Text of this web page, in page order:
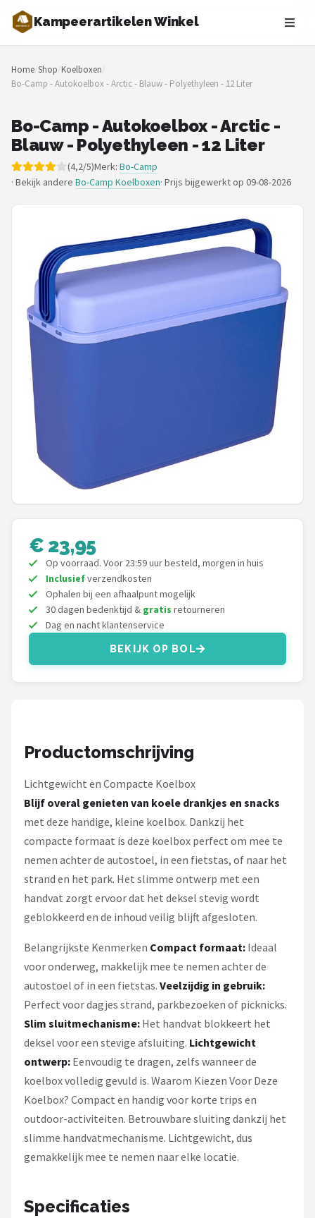
Kampeerartikelen Winkel
Zoeken
NAVIGATIE
Merken
Blog
Tenten
Slaapzakken
Slaapmatten
Koelboxen
Shop
POPULAIRE MERKEN
Intex
KOEL
Eurotrail
Bo-Camp
NOMAD
Campingaz
Gimeg
Home/Shop/Koelboxen/
Bo-Camp - Autokoelbox - Arctic - Blauw - Polyethyleen - 12 Liter
Bo-Camp - Autokoelbox - Arctic -
Blauw - Polyethyleen - 12 Liter
(4,2/5)Merk: Bo-Camp
· Bekijk andere Bo-Camp Koelboxen· Prijs bijgewerkt op 09-08-2026
€ 23,95
Op voorraad. Voor 23:59 uur besteld, morgen in huis
Inclusiefverzendkosten
Ophalen bij een afhaalpunt mogelijk
30 dagen bedenktijd & gratis retourneren
Dag en nacht klantenservice
BEKIJK OP BOL
Productomschrijving
Lichtgewicht en Compacte Koelbox
Blijf overal genieten van koele drankjes en snacks
met deze handige, kleine koelbox. Dankzij het
compacte formaat is deze koelbox perfect om mee te
nemen achter de autostoel, in een fietstas, of naar het
strand en het park. Het slimme ontwerp met een
handvat zorgt ervoor dat het deksel stevig wordt
geblokkeerd en de inhoud veilig blijft afgesloten.
Belangrijkste Kenmerken Compact formaat: Ideaal
voor onderweg, makkelijk mee te nemen achter de
autostoel of in een fietstas. Veelzijdig in gebruik:
Perfect voor dagjes strand, parkbezoeken of picknicks.
Slim sluitmechanisme: Het handvat blokkeert het
deksel voor een stevige afsluiting. Lichtgewicht
ontwerp: Eenvoudig te dragen, zelfs wanneer de
koelbox volledig gevuld is. Waarom Kiezen Voor Deze
Koelbox? Compact en handig voor korte trips en
outdoor-activiteiten. Betrouwbare sluiting dankzij het
slimme handvatmechanisme. Lichtgewicht, dus
gemakkelijk mee te nemen naar elke locatie.
Specificaties